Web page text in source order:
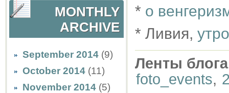
MONTHLY
ARCHIVE
September 2014 (9)
October 2014 (11)
November 2014 (5)
* о
* Ливия,
Ленты
foto_events,